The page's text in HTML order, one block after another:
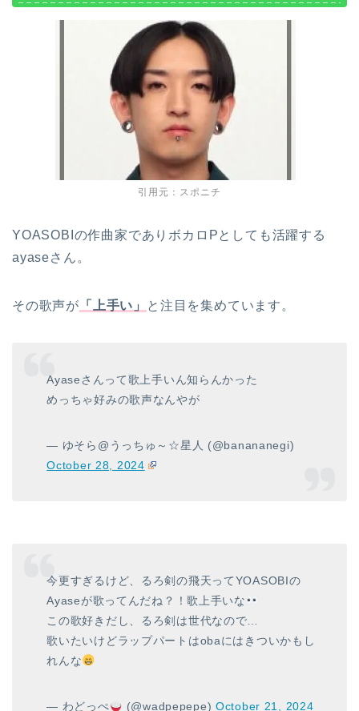
引用元：スポニチ
YOASOBIの作曲家でありボカロPとしても活躍する
ayaseさん。
その歌声が 「上手い」 と注目を集めています。
Ayaseさんって歌上手いん知らんかった
めっちゃ好みの歌声なんやが
— ゆそら@うっちゅ～☆星人 (@banananegi)
October 28, 2024
今更すぎるけど、るろ剣の飛天ってYOASOBIの
Ayaseが歌ってんだね？！歌上手いな
この歌好きだし、るろ剣は世代なので…
歌いたいけどラップパートはobaにはきついかもし
れんな
— わどっぺ (@wadpepepe) October 21, 2024